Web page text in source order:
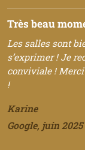
Très beau
Les salles sont
s’exprimer ! Je
conviviale !
!
Karine
Google, juin 2025